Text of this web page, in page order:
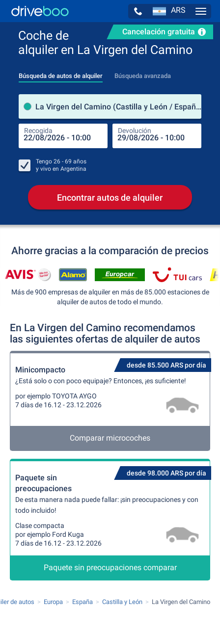
ARS
Cancelación gratuita
Coche de
alquiler en La Virgen del Camino
Búsqueda de autos de alquiler Búsqueda avanzada
La Virgen del Camino (Castilla y León / España)
Recogida Devolución
Tengo 26 - 69 años
y vivo en Argentina
Encontrar autos de alquiler
Ahorre gracias a la comparación de precios
Más de 900 empresas de alquiler en más de 85.000 estaciones de
alquiler de autos de todo el mundo.
En La Virgen del Camino recomendamos
las siguientes ofertas de alquiler de autos
desde 85.500 ARS por día
Minicompacto
¿Está solo o con poco equipaje? Entonces, ¡es suficiente!
por ejemplo TOYOTA AYGO
7 días de 16.12 - 23.12.2026
Comparar microcoches
desde 98.000 ARS por día
Paquete sin
preocupaciones
De esta manera nada puede fallar: ¡sin preocupaciones y con
todo incluido!
Clase compacta
por ejemplo Ford Kuga
7 días de 16.12 - 23.12.2026
Paquete sin preocupaciones comparar
de autos Europa España Castilla y León La Virgen del Camino